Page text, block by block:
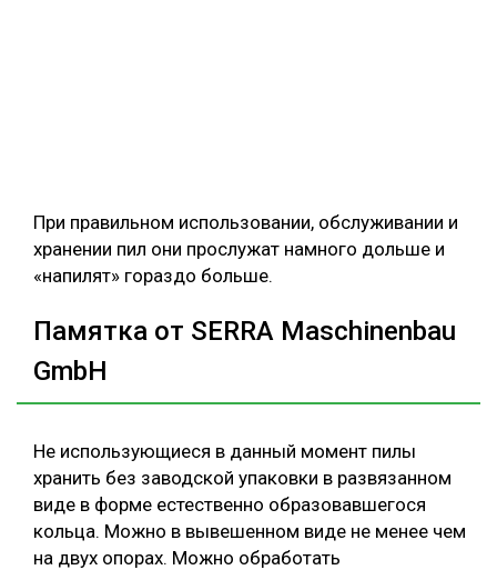
При правильном использовании, обслуживании и
хранении пил они прослужат намного дольше и
«напилят» гораздо больше.
Памятка от SERRA Maschinenbau
GmbH
Не использующиеся в данный момент пилы
хранить без заводской упаковки в развязанном
виде в форме естественно образовавшегося
кольца. Можно в вывешенном виде не менее чем
на двух опорах. Можно обработать